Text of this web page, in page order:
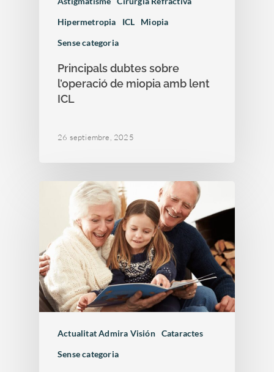
Hipermetropia
ICL
Miopia
Sense categoria
Principals dubtes sobre
l’operació de miopia amb lent
ICL
26 septiembre, 2025
Actualitat Admira Visión Cataractes
Sense categoria